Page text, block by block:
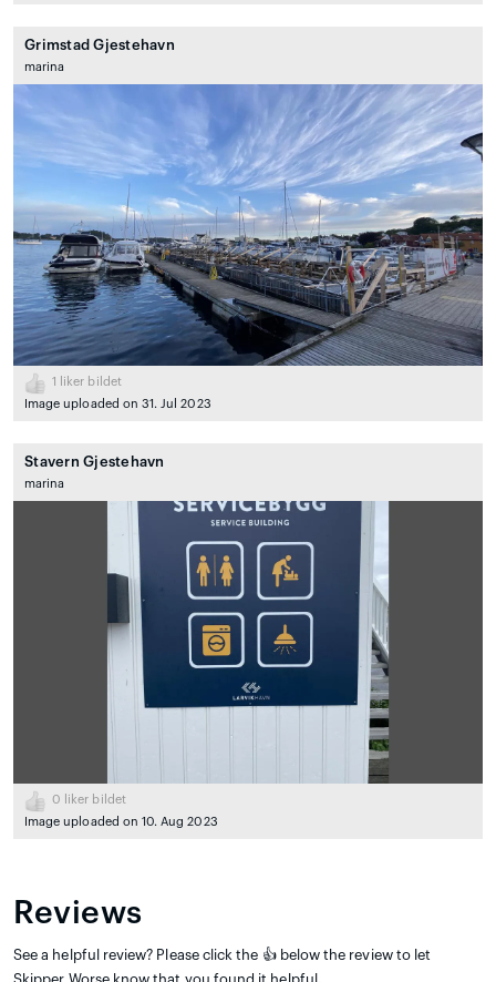
Grimstad Gjestehavn
marina
1
liker bildet
Image uploaded on 31. Jul 2023
Stavern Gjestehavn
marina
0 liker bildet
Image uploaded on 10. Aug 2023
Reviews
See a helpful review? Please click the 👍 below the review to let
Skipper Worse know that you found it helpful.